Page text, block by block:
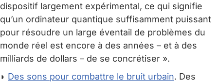
dispositif largement expérimental, ce qui signifie
qu’un ordinateur quantique suffisamment puissant
pour résoudre un large éventail de problèmes du
monde réel est encore à des années – et à des
milliards de dollars – de se concrétiser ».
◗ Des sons pour combattre le bruit urbain. Des